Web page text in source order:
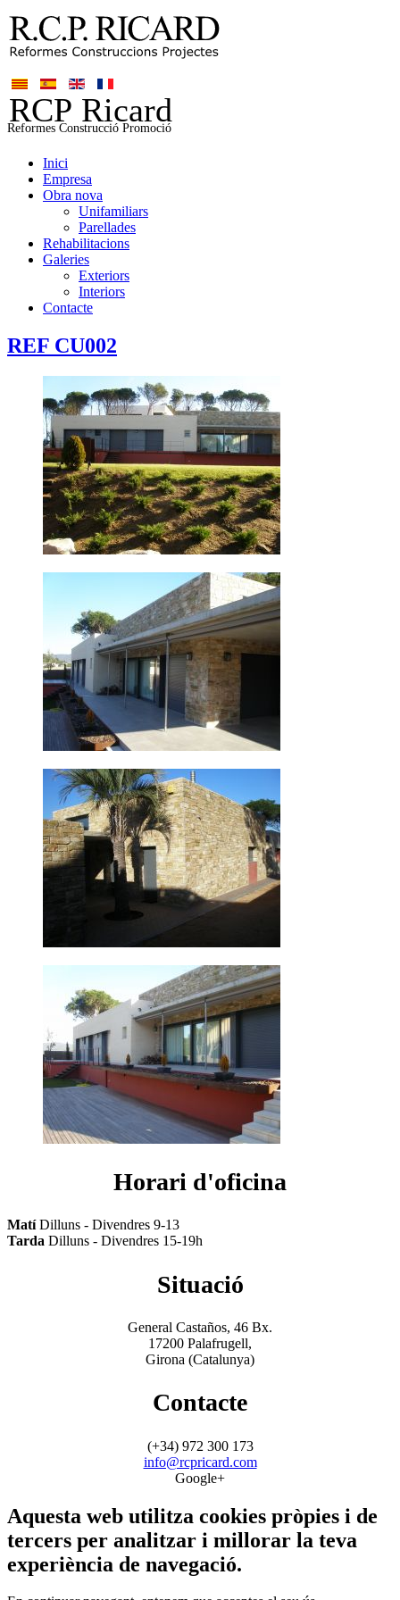
Inici
Empresa
Obra nova
Unifamiliars
Parellades
Rehabilitacions
Galeries
Exteriors
Interiors
Contacte
REF CU002
Horari d'oficina
MatíDilluns - Divendres 9-13
Tarda Dilluns - Divendres 15-19h
Situació
General Castaños, 46 Bx.
17200 Palafrugell,
Girona (Catalunya)
Contacte
(+34) 972 300 173
info@rcpricard.com
Google+
Aquesta web utilitza cookies pròpies i de
tercers per analitzar i millorar la teva
experiència de navegació.